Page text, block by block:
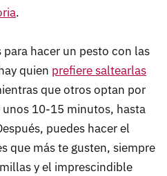
.
hacer un pesto con las
quien prefiere saltearlas
que otros optan por
unos 10-15 minutos, hasta
puedes hacer el
que más te gusten, siempre
y el imprescindible